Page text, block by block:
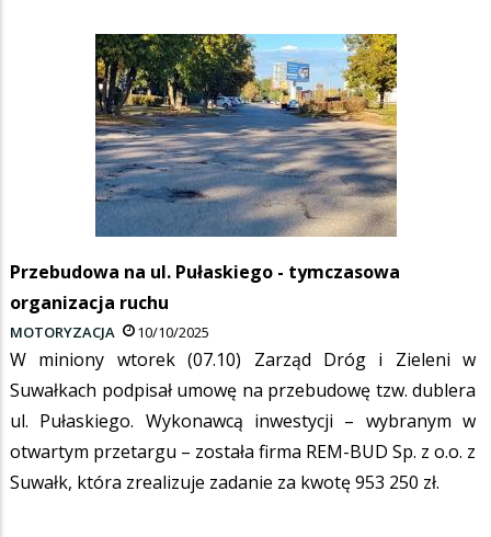
Przebudowa na ul. Pułaskiego - tymczasowa
organizacja ruchu
MOTORYZACJA 10/10/2025
W miniony wtorek (07.10) Zarząd Dróg i Zieleni w
Suwałkach podpisał umowę na przebudowę tzw. dublera
ul. Pułaskiego. Wykonawcą inwestycji – wybranym w
otwartym przetargu – została firma REM-BUD Sp. z o.o. z
Suwałk, która zrealizuje zadanie za kwotę 953 250 zł.